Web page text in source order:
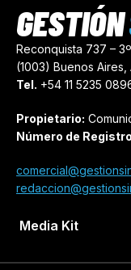
Reconquista 737 –
(1003) Buenos Aires,
Tel. +54 11 5235
Propietario:
Número de
Media Kit
GESTIÓN